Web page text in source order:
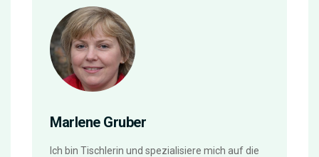
Marlene Gruber
Ich bin Tischlerin und spezialisiere mich auf die